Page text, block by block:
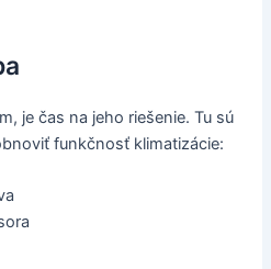
je čas na jeho riešenie. Tu sú
funkčnosť klimatizácie: